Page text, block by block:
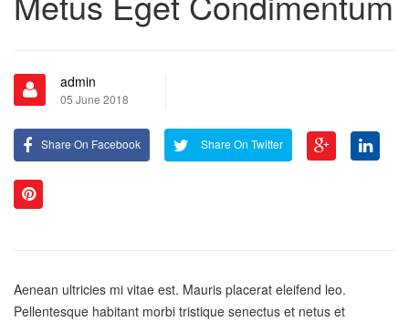
admin
05 June 2018
Share On Facebook Share On Twitter
Aenean ultricies mi vitae est. Mauris placerat eleifend leo.
Pellentesque habitant morbi tristique senectus et netus et